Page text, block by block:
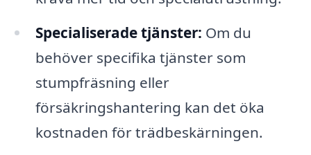
Specialiserade tjänster: Om du
behöver specifika tjänster som
stumpfräsning eller
försäkringshantering kan det öka
kostnaden för trädbeskärningen.